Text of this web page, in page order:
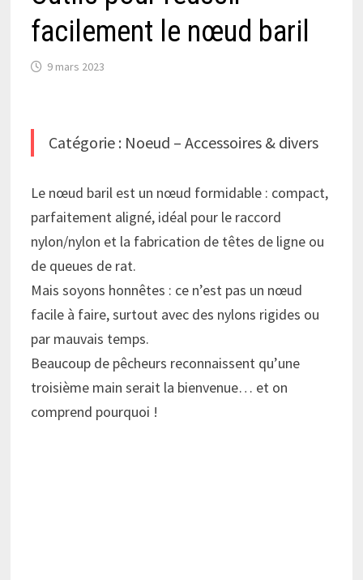
facilement le nœud baril
9 mars 2023
Catégorie : Noeud – Accessoires & divers
Le nœud baril est un nœud formidable : compact,
parfaitement aligné, idéal pour le raccord
nylon/nylon et la fabrication de têtes de ligne ou
de queues de rat.
Mais soyons honnêtes : ce n’est pas un nœud
facile à faire, surtout avec des nylons rigides ou
par mauvais temps.
Beaucoup de pêcheurs reconnaissent qu’une
troisième main serait la bienvenue… et on
comprend pourquoi !